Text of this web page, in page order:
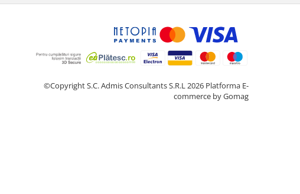
©Copyright S.C. Admis Consultants S.R.L 2026 Platforma E-
commerce by Gomag